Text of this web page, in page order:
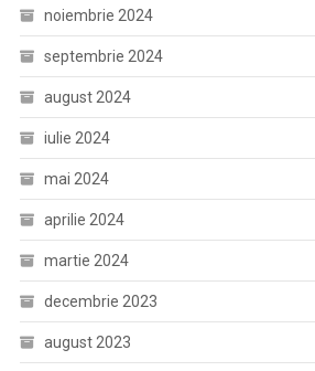
noiembrie 2024
septembrie 2024
august 2024
iulie 2024
mai 2024
aprilie 2024
martie 2024
decembrie 2023
august 2023